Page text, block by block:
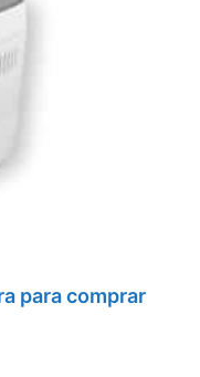
para comprar